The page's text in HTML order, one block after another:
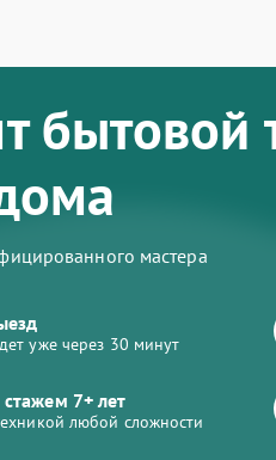
бытовой
мастера
уже через 30 минут
7+ лет
любой сложности